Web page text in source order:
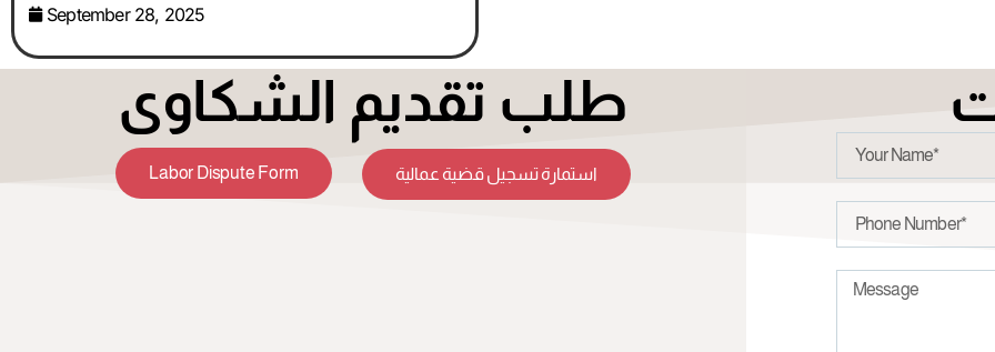
September 28, 2025
طلب تقديم الشكاوى
Labor Dispute Form استمارة تسجيل قضية عمالية